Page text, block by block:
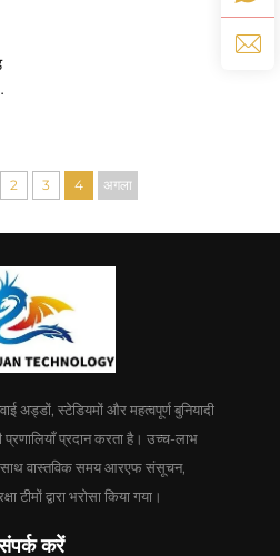
2 3 4 अगला
अड्डों, स्टेडियमों और महत्वपूर्ण बुनियादी
प्रणालियाँ प्रदान करता है। उच्च-लाभ
साथ वास्तविक समय आरएफ संसूचन,
द्वारा भरोसा किया गया।
करें